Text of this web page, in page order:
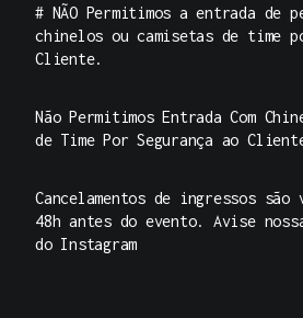
# NÃO Permitimos a entrada de
chinelos ou camisetas de time
Cliente.
Não Permitimos Entrada Com
de Time Por Segurança ao
Cancelamentos de ingressos
48h antes do evento. Avise
do Instagram